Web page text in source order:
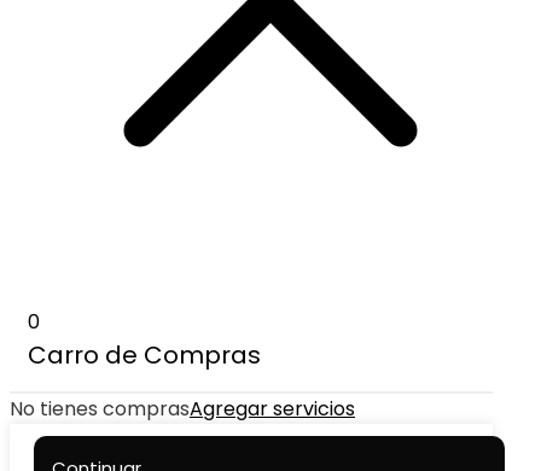
0
Carro de Compras
No tienes comprasAgregar servicios